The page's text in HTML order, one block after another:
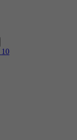
10